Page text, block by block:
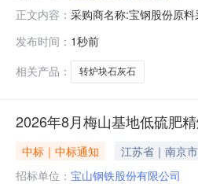
正文内容： 采购商名称:宝钢股份原
发布时间： 1秒前
相关产品：
转炉块石灰石
2026年8月梅山基地低硫肥
中标｜中标通知
江苏省｜南京
招标单位： 宝山钢铁股份有限公司